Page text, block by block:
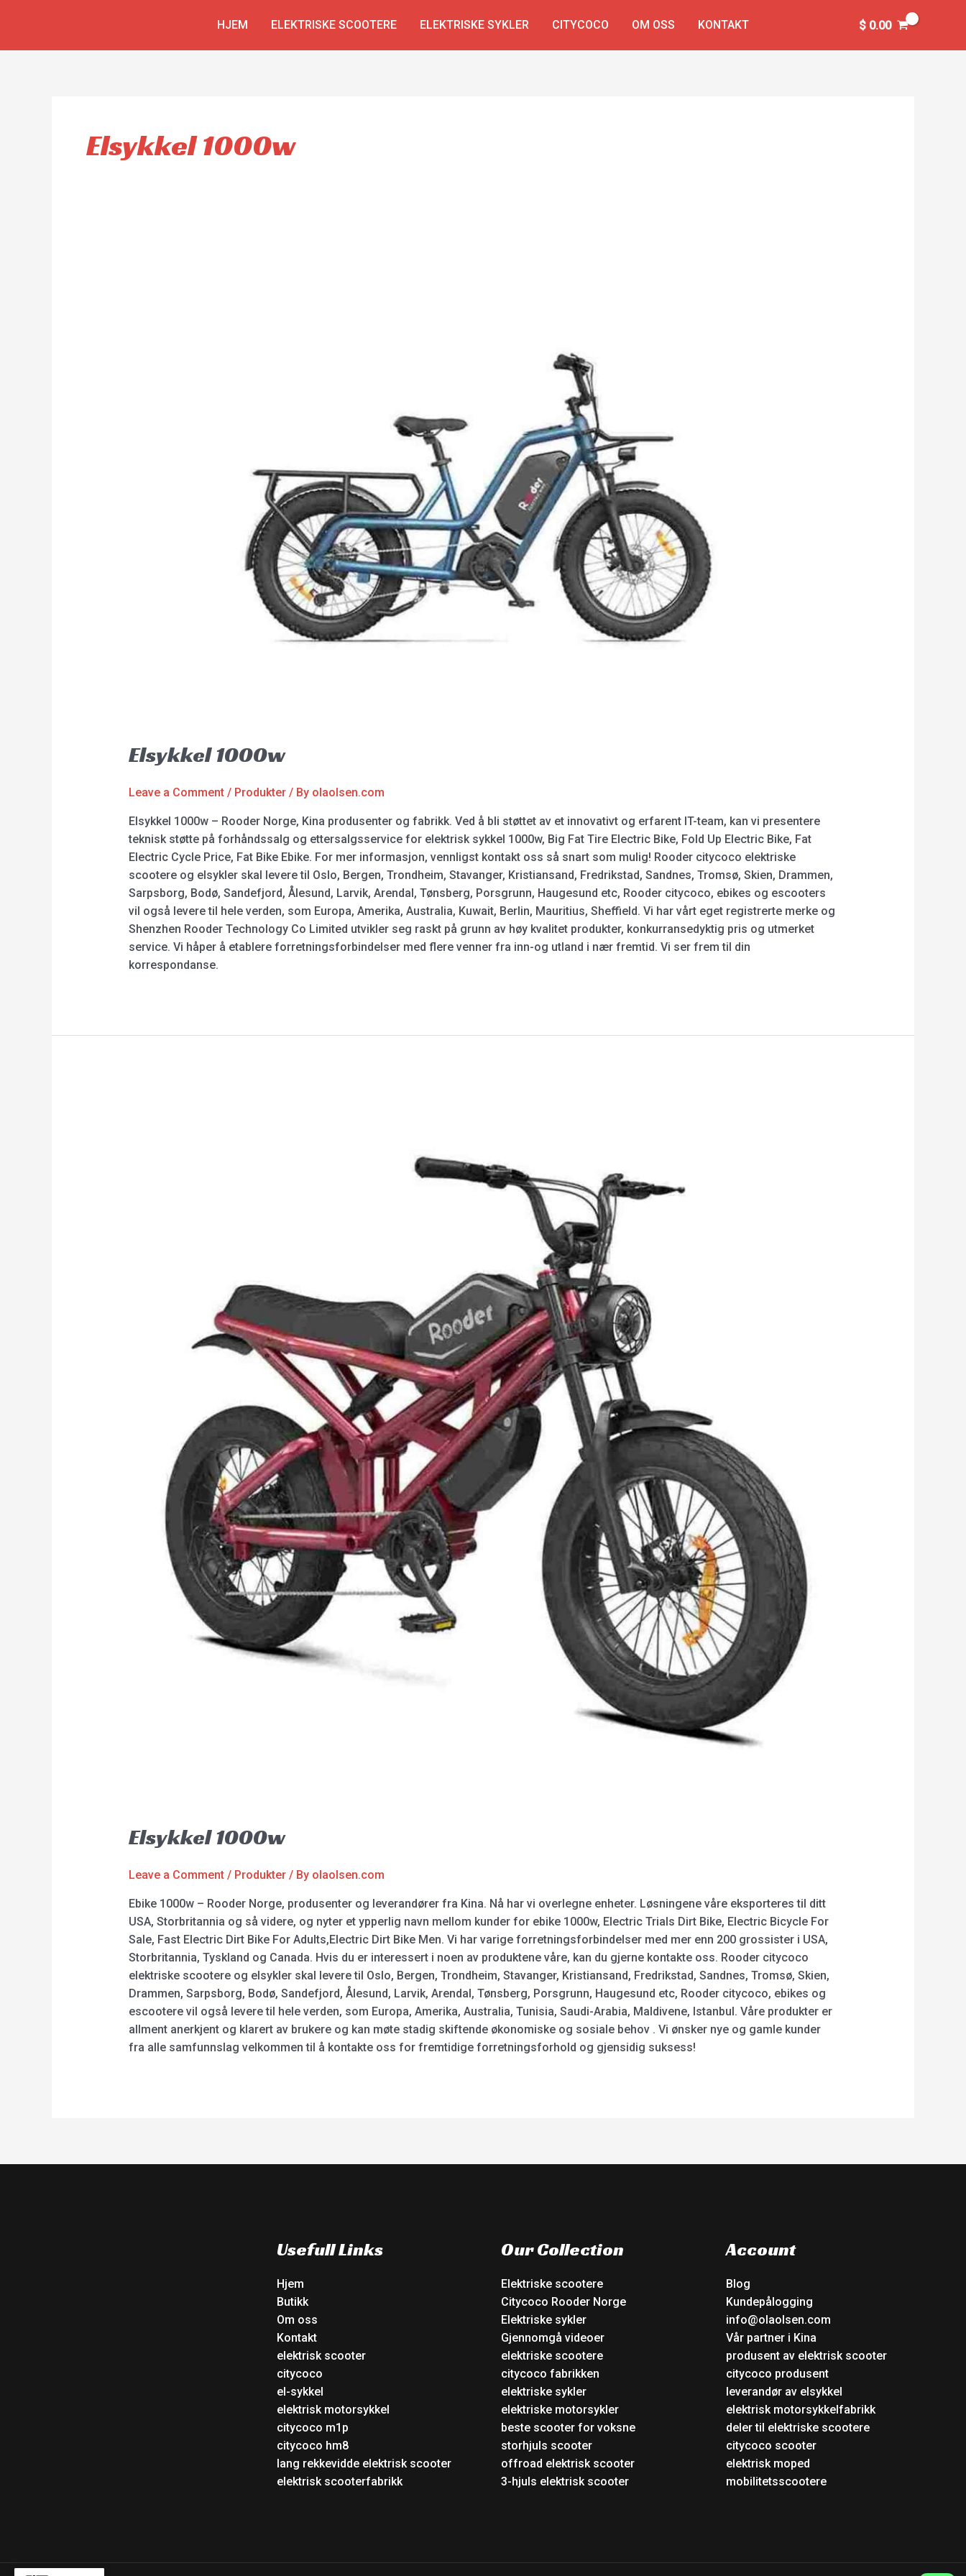
HJEM ELEKTRISKE SCOOTERE ELEKTRISKE SYKLER CITYCOCO OM OSS KONTAKT $0.00
Elsykkel 1000w
Elsykkel 1000w
Leave a Comment / Produkter/ By olaolsen.com
Elsykkel 1000w – Rooder Norge, Kina produsenter og fabrikk. Ved å bli støttet av et innovativt og erfarent IT-team, kan vi presentere
teknisk støtte på forhåndssalg og ettersalgsservice for elektrisk sykkel 1000w, Big Fat Tire Electric Bike, Fold Up Electric Bike, Fat
Electric Cycle Price, Fat Bike Ebike. For mer informasjon, vennligst kontakt oss så snart som mulig! Rooder citycoco elektriske
scootere og elsykler skal levere til Oslo, Bergen, Trondheim, Stavanger, Kristiansand, Fredrikstad, Sandnes, Tromsø, Skien, Drammen,
Sarpsborg, Bodø, Sandefjord, Ålesund, Larvik, Arendal, Tønsberg, Porsgrunn, Haugesund etc, Rooder citycoco, ebikes og escooters
vil også levere til hele verden, som Europa, Amerika, Australia, Kuwait, Berlin, Mauritius, Sheffield. Vi har vårt eget registrerte merke og
Shenzhen Rooder Technology Co Limited utvikler seg raskt på grunn av høy kvalitet produkter, konkurransedyktig pris og utmerket
service. Vi håper å etablere forretningsforbindelser med flere venner fra inn-og utland i nær fremtid. Vi ser frem til din
korrespondanse.
Elsykkel 1000w
Leave a Comment / Produkter/ By olaolsen.com
Ebike 1000w – Rooder Norge, produsenter og leverandører fra Kina. Nå har vi overlegne enheter. Løsningene våre eksporteres til ditt
USA, Storbritannia og så videre, og nyter et ypperlig navn mellom kunder for ebike 1000w, Electric Trials Dirt Bike, Electric Bicycle For
Sale, Fast Electric Dirt Bike For Adults,Electric Dirt Bike Men. Vi har varige forretningsforbindelser med mer enn 200 grossister i USA,
Storbritannia, Tyskland og Canada. Hvis du er interessert i noen av produktene våre, kan du gjerne kontakte oss. Rooder citycoco
elektriske scootere og elsykler skal levere til Oslo, Bergen, Trondheim, Stavanger, Kristiansand, Fredrikstad, Sandnes, Tromsø, Skien,
Drammen, Sarpsborg, Bodø, Sandefjord, Ålesund, Larvik, Arendal, Tønsberg, Porsgrunn, Haugesund etc, Rooder citycoco, ebikes og
escootere vil også levere til hele verden, som Europa, Amerika, Australia, Tunisia, Saudi-Arabia, Maldivene, Istanbul. Våre produkter er
allment anerkjent og klarert av brukere og kan møte stadig skiftende økonomiske og sosiale behov . Vi ønsker nye og gamle kunder
fra alle samfunnslag velkommen til å kontakte oss for fremtidige forretningsforhold og gjensidig suksess!
Usefull Links
Hjem
Butikk
Om oss
Kontakt
elektrisk scooter
citycoco
el-sykkel
elektrisk motorsykkel
citycoco m1p
citycoco hm8
lang rekkevidde elektrisk scooter
elektrisk scooterfabrikk
Our Collection
Elektriske scootere
Citycoco Rooder Norge
Elektriske sykler
Gjennomgå videoer
elektriske scootere
citycoco fabrikken
elektriske sykler
elektriske motorsykler
beste scooter for voksne
storhjuls scooter
offroad elektrisk scooter
3-hjuls elektrisk scooter
Account
Blog
Kundepålogging
info@olaolsen.com
Vår partner i Kina
produsent av elektrisk scooter
citycoco produsent
leverandør av elsykkel
elektrisk motorsykkelfabrikk
deler til elektriske scootere
citycoco scooter
elektrisk moped
mobilitetsscootere